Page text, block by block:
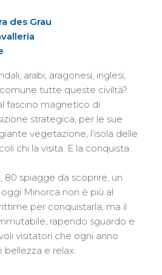
des Grau
arabi, aragonesi, inglesi,
comune tutte queste civiltà?
fascino magnetico di
strategica, per le sue
vegetazione, l’isola delle
chi la visita. E la conquista.
80 spiagge da scoprire, un
Minorca non è più al
per conquistarla, ma il
rapendo sguardo e
visitatori che ogni anno
e relax.